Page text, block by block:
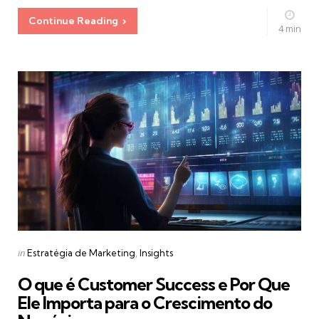
Continue Reading
4 min
Categories
Posted
inEstratégia de Marketing Insights
O que é Customer Success e Por Que
Ele Importa para o Crescimento do